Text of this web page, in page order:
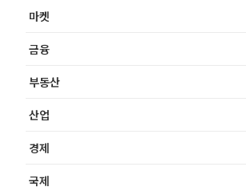
마켓
금융
부동산
산업
경제
국제